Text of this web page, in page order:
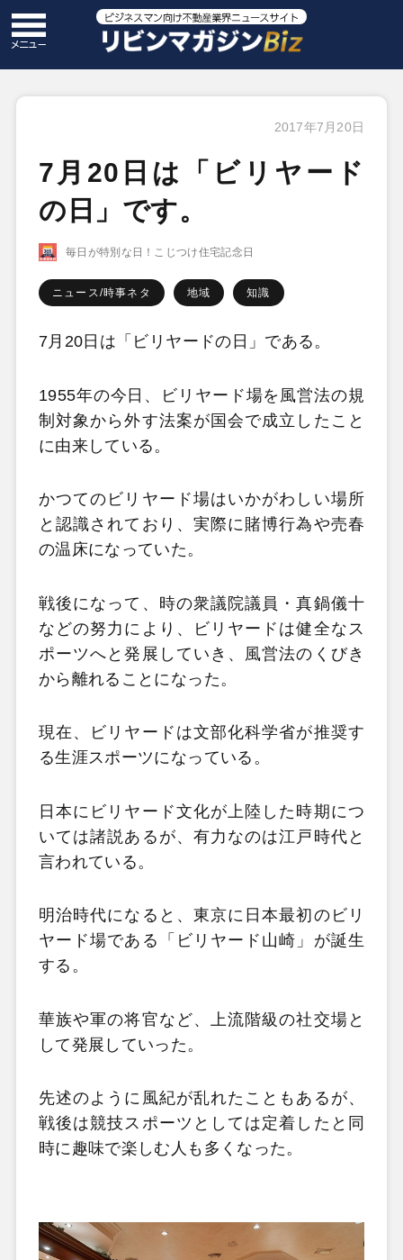
2017年7月20日
7月20日は「ビリヤード
の日」です。
毎日が特別な日！こじつけ住宅記念日
ニュース/時事ネタ 地域 知識
7月20日は「ビリヤードの日」である。
1955年の今日、ビリヤード場を風営法の規
制対象から外す法案が国会で成立したこと
に由来している。
かつてのビリヤード場はいかがわしい場所
と認識されており、実際に賭博行為や売春
の温床になっていた。
戦後になって、時の衆議院議員・真鍋儀十
などの努力により、ビリヤードは健全なス
ポーツへと発展していき、風営法のくびき
から離れることになった。
現在、ビリヤードは文部化科学省が推奨す
る生涯スポーツになっている。
日本にビリヤード文化が上陸した時期につ
いては諸説あるが、有力なのは江戸時代と
言われている。
明治時代になると、東京に日本最初のビリ
ヤード場である「ビリヤード山崎」が誕生
する。
華族や軍の将官など、上流階級の社交場と
して発展していった。
先述のように風紀が乱れたこともあるが、
戦後は競技スポーツとしては定着したと同
時に趣味で楽しむ人も多くなった。